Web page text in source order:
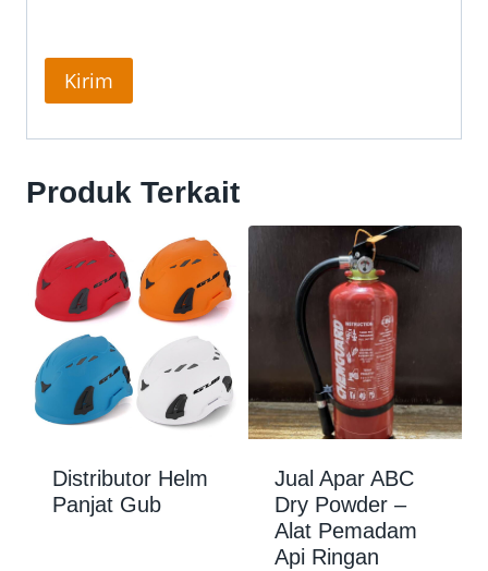
Produk Terkait
Distributor Helm
Panjat Gub
Jual Apar ABC
Dry Powder –
Alat Pemadam
Api Ringan